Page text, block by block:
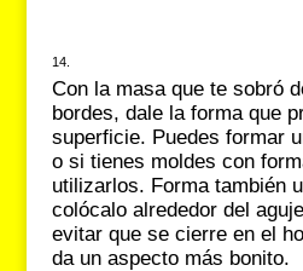
Con la masa que te sobró
bordes, dale la forma que
superficie. Puedes formar
o si tienes moldes con
utilizarlos. Forma también
colócalo alrededor del
evitar que se cierre en el
da un aspecto más bonito.